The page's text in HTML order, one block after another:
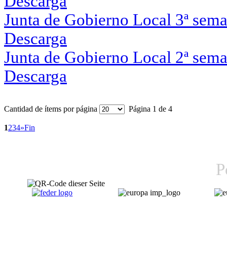
Junta de Gobierno Local 3ª
Descarga
Junta de Gobierno Local 2ª
Descarga
Cantidad de ítems por página Página 1 de 4
1234»Fin